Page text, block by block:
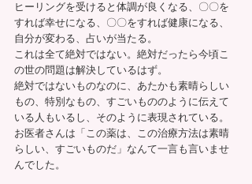
ヒーリングを受けると体調が良くなる、〇〇を
すれば幸せになる、〇〇をすれば健康になる、
自分が変わる、占いが当たる。
これは全て絶対ではない。絶対だったら今頃こ
の世の問題は解決しているはず。
絶対ではないものなのに、あたかも素晴らしい
もの、特別なもの、すごいもののように伝えて
いる人もいるし、そのように表現されている。
お医者さんは「この薬は、この治療方法は素晴
らしい、すごいものだ」なんて一言も言いませ
んでした。